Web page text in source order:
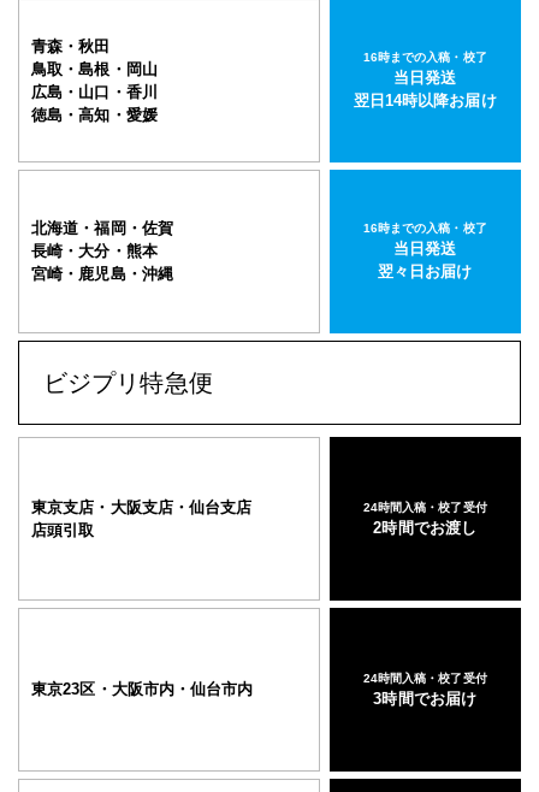
青森・秋田
鳥取・島根・岡山
広島・山口・香川
徳島・高知・愛媛
16時までの入稿・校了
当日発送
翌日14時以降お届け
北海道・福岡・佐賀
長崎・大分・熊本
宮崎・鹿児島・沖縄
16時までの入稿・校了
当日発送
翌々日お届け
ビジプリ特急便
東京支店・大阪支店・仙台支店
店頭引取
24時間入稿・校了受付
2時間でお渡し
東京23区・大阪市内・仙台市内
24時間入稿・校了受付
3時間でお届け